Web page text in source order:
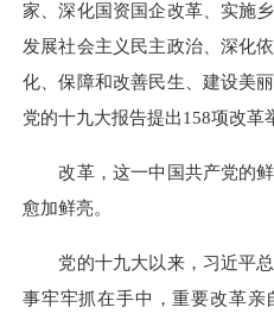
家、深化国资国企改革、实施
发展社会主义民主政治、深化
化、保障和改善民生、建设美
党的十九大报告提出158项改革
改革，这一中国共产党的鲜
愈加鲜亮。
党的十九大以来，习近平总
事牢牢抓在手中，重要改革